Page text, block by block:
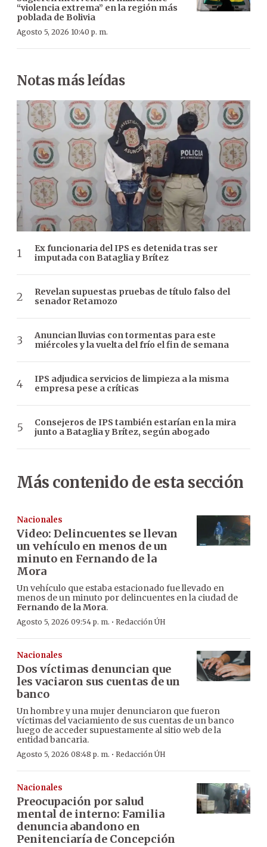
“violencia extrema” en la región más
poblada de Bolivia
Agosto 5, 2026 10:40 p. m.
Notas más leídas
Ex funcionaria del IPS es detenida tras ser
imputada con Bataglia y Brítez
Revelan supuestas pruebas de título falso del
senador Retamozo
Anuncian lluvias con tormentas para este
miércoles y la vuelta del frío el fin de semana
IPS adjudica servicios de limpieza a la misma
empresa pese a críticas
Consejeros de IPS también estarían en la mira
junto a Bataglia y Brítez, según abogado
Más contenido de esta sección
Nacionales
Video: Delincuentes se llevan
un vehículo en menos de un
minuto en Fernando de la
Mora
Un vehículo que estaba estacionado fue llevado en
menos de un minuto por delincuentes en la ciudad de
Fernando de la Mora.
Agosto 5, 2026 09:54 p. m. · Redacción ÚH
Nacionales
Dos víctimas denuncian que
les vaciaron sus cuentas de un
banco
Un hombre y una mujer denunciaron que fueron
víctimas del vaciamiento de sus cuentas de un banco
luego de acceder supuestamente al sitio web de la
entidad bancaria.
Agosto 5, 2026 08:48 p. m. · Redacción ÚH
Nacionales
Preocupación por salud
mental de interno: Familia
denuncia abandono en
Penitenciaría de Concepción